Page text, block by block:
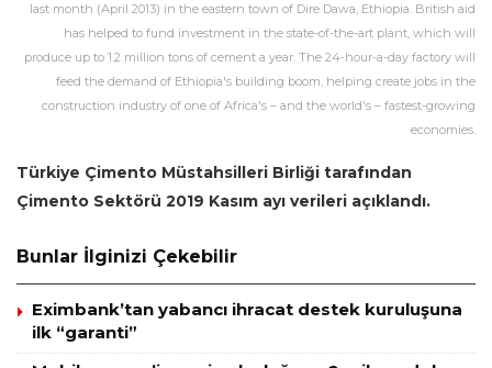
last month (April 2013) in the eastern town of Dire Dawa, Ethiopia. British aid
has helped to fund investment in the state-of-the-art plant, which will
produce up to 1.2 million tons of cement a year. The 24-hour-a-day factory will
feed the demand of Ethiopia's building boom, helping create jobs in the
construction industry of one of Africa's – and the world's – fastest-growing
economies.
Türkiye Çimento Müstahsilleri Birliği tarafından
Çimento Sektörü 2019 Kasım ayı verileri açıklandı.
Bunlar İlginizi Çekebilir
Eximbank’tan yabancı ihracat destek kuruluşuna
ilk “garanti”